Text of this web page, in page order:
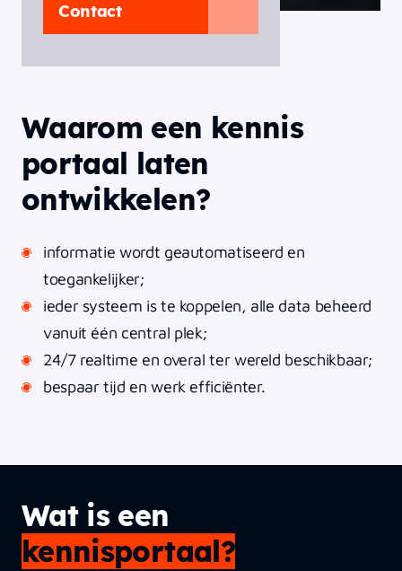
Contact
Waarom een kennis
portaal laten
ontwikkelen?
informatie wordt geautomatiseerd en
toegankelijker;
ieder systeem is te koppelen, alle data beheerd
vanuit één central plek;
24/7 realtime en overal ter wereld beschikbaar;
bespaar tijd en werk efficiënter.
Wat is een
kennisportaal?